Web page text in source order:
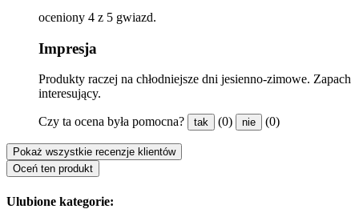
oceniony 4 z 5 gwiazd.
Impresja
Produkty raczej na chłodniejsze dni jesienno-zimowe. Zapach
interesujący.
Czy ta ocena była pomocna? tak (0) nie (0)
Pokaż wszystkie recenzje klientów
Oceń ten produkt
Ulubione kategorie: